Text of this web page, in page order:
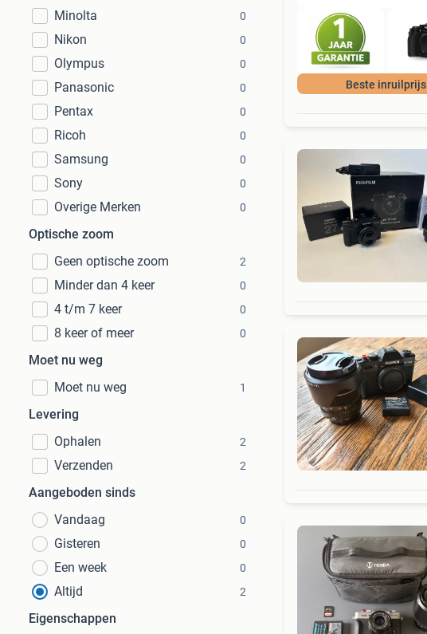
Minolta 0
Nikon 0
Olympus 0
Panasonic 0
Pentax 0
Ricoh 0
Samsung 0
Sony 0
Overige Merken 0
Optische zoom
Geen optische zoom
2
Minder dan 4 keer 0
4 t/m 7 keer 0
8 keer of meer 0
Moet nu weg
Moet nu weg
1
Levering
Ophalen
2
Verzenden 2
Aangeboden sinds
Vandaag
0
Gisteren 0
Een week 0
Altijd 2
Eigenschappen
Beste inruilprijs